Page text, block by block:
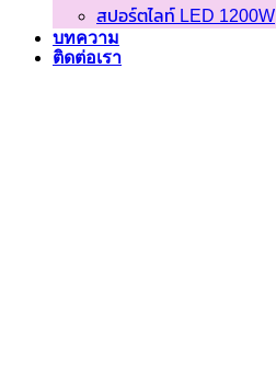
สปอร์ตไลท์ LED 1200W
บทความ
ติดต่อเรา